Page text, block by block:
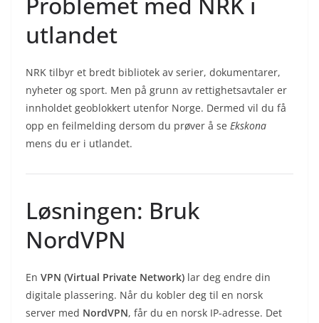
utlandet
NRK tilbyr et bredt bibliotek av serier, dokumentarer,
nyheter og sport. Men på grunn av rettighetsavtaler er
innholdet geoblokkert utenfor Norge. Dermed vil du få
opp en feilmelding dersom du prøver å se Ekskona
mens du er i utlandet.
Løsningen: Bruk
NordVPN
En VPN (Virtual Private Network) lar deg endre din
digitale plassering. Når du kobler deg til en norsk
server med NordVPN, får du en norsk IP-adresse. Det